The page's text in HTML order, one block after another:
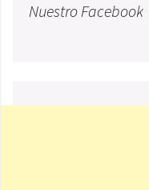
Nuestro Facebook